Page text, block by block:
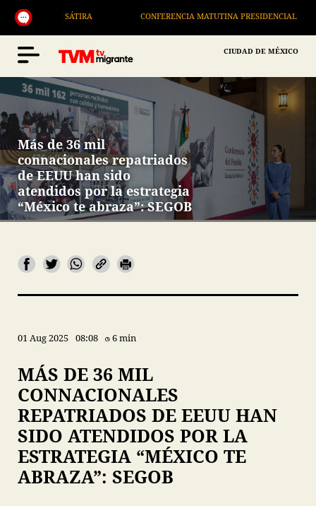
SÁTIRA CONFERENCIA MATUTINA PRESIDENCIAL
CIUDAD DE MÉXICO
Más de 36 mil
connacionales repatriados
de EEUU han sido
atendidos por la estrategia
“México te abraza”: SEGOB
01 Aug 2025 08:08 6 min
MÁS DE 36 MIL
CONNACIONALES
REPATRIADOS DE EEUU HAN
SIDO ATENDIDOS POR LA
ESTRATEGIA “MÉXICO TE
ABRAZA”: SEGOB